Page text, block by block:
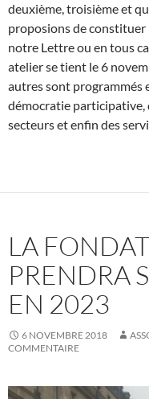
deuxième, troisième et
proposions de
notre Lettre ou en tous
atelier se tient le 6
autres sont programmés
démocratie participative,
secteurs et enfin des
LA
PRENDRA
EN 2023
6 NOVEMBRE 2018
COMMENTAIRE